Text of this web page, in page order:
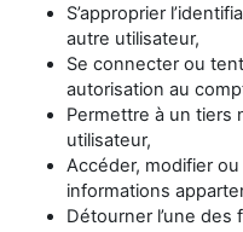
S’approprier
autre utilisateur,
Se connecter ou
autorisation au
Permettre à un tiers
utilisateur,
Accéder, modifier
informations
Détourner l’une